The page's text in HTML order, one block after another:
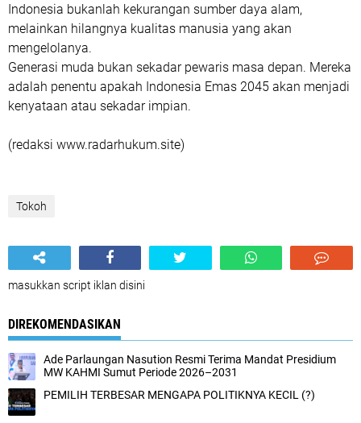
Indonesia bukanlah kekurangan sumber daya alam,
melainkan hilangnya kualitas manusia yang akan
mengelolanya.
Generasi muda bukan sekadar pewaris masa depan. Mereka
adalah penentu apakah Indonesia Emas 2045 akan menjadi
kenyataan atau sekadar impian.
(redaksi www.radarhukum.site)
Tokoh
masukkan script iklan disini
DIREKOMENDASIKAN
Ade Parlaungan Nasution Resmi Terima Mandat Presidium
MW KAHMI Sumut Periode 2026–2031
PEMILIH TERBESAR MENGAPA POLITIKNYA KECIL (?)